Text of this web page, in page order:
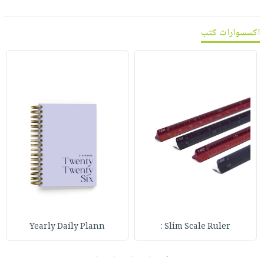
اكسسوارات كتب
Slim Scale Ruler :
Yearly Daily Plann